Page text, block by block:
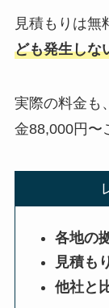
見積もりは無
ども発生しな
実際の料金も
金88,000円〜
各地の
見積も
他社と